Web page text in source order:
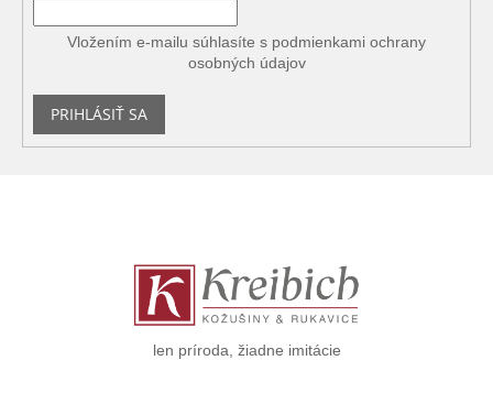
Vložením e-mailu súhlasíte s podmienkami ochrany
osobných údajov
PRIHLÁSIŤ SA
len príroda, žiadne imitácie